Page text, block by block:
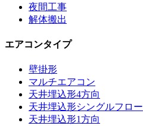
夜間工事
解体搬出
エアコンタイプ
壁掛形
マルチエアコン
天井埋込形4方向
天井埋込形シングルフロー
天井埋込形1方向